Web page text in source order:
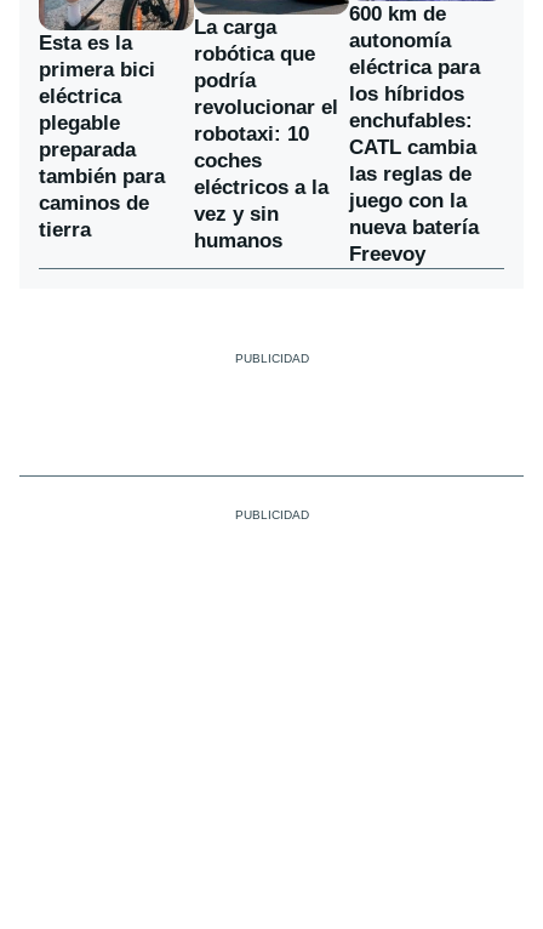
Esta es la
primera bici
eléctrica
plegable
preparada
también para
caminos de
tierra
La carga
robótica que
podría
revolucionar el
robotaxi: 10
coches
eléctricos a la
vez y sin
humanos
600 km de
autonomía
eléctrica para
los híbridos
enchufables:
CATL cambia
las reglas de
juego con la
nueva batería
Freevoy